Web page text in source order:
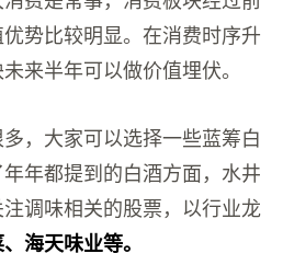
势比较明显。在消费时序升
来半年可以做价值埋伏。
，大家可以选择一些蓝筹白
年都提到的白酒方面，水井
调味相关的股票，以行业龙
海天味业等。